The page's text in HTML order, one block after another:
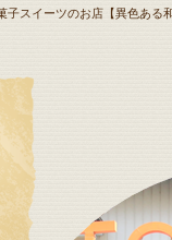
子スイーツのお店【異色あ